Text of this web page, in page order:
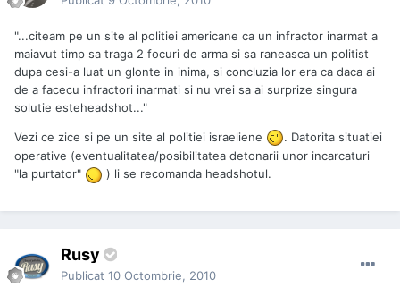
"...citeam pe un site al politiei americane ca un infractor inarmat a
maiavut timp sa traga 2 focuri de arma si sa raneasca un politist
dupa cesi-a luat un glonte in inima, si concluzia lor era ca daca ai
de a facecu infractori inarmati si nu vrei sa ai surprize singura
solutie esteheadshot..."
Vezi ce zice si pe un site al politiei israeliene
. Datorita situatiei
operative (eventualitatea/posibilitatea detonarii unor incarcaturi
"la purtator"
) li se recomanda headshotul.
Rusy
Publicat 10 Octombrie, 2010